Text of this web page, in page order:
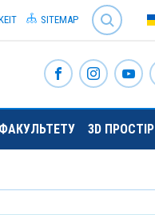
SEARCH
SITEMAP
3D ПРОСТІР